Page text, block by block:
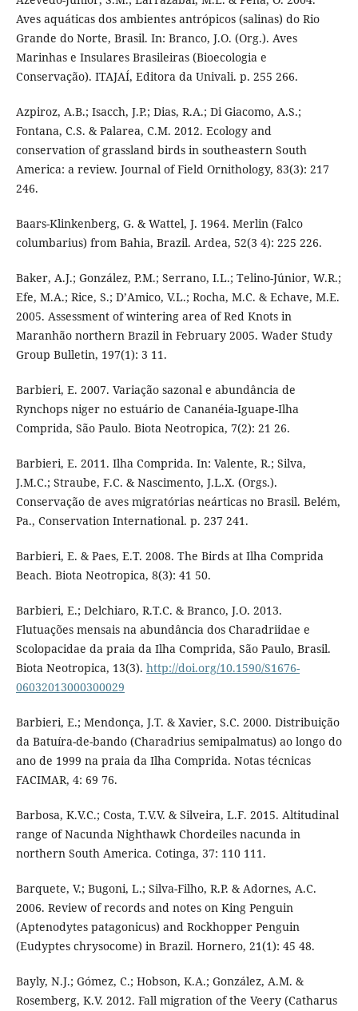
Aves aquáticas dos ambientes antrópicos (salinas) do Rio
Grande do Norte, Brasil. In: Branco, J.O. (Org.). Aves
Marinhas e Insulares Brasileiras (Bioecologia e
Conservação). ITAJAÍ, Editora da Univali. p. 255 266.
Azpiroz, A.B.; Isacch, J.P.; Dias, R.A.; Di Giacomo, A.S.;
Fontana, C.S. & Palarea, C.M. 2012. Ecology and
conservation of grassland birds in southeastern South
America: a review. Journal of Field Ornithology, 83(3): 217
246.
Baars-Klinkenberg, G. & Wattel, J. 1964. Merlin (Falco
columbarius) from Bahia, Brazil. Ardea, 52(3 4): 225 226.
Baker, A.J.; González, P.M.; Serrano, I.L.; Telino-Júnior, W.R.;
Efe, M.A.; Rice, S.; D’Amico, V.L.; Rocha, M.C. & Echave, M.E.
2005. Assessment of wintering area of Red Knots in
Maranhão northern Brazil in February 2005. Wader Study
Group Bulletin, 197(1): 3 11.
Barbieri, E. 2007. Variação sazonal e abundância de
Rynchops niger no estuário de Cananéia-Iguape-Ilha
Comprida, São Paulo. Biota Neotropica, 7(2): 21 26.
Barbieri, E. 2011. Ilha Comprida. In: Valente, R.; Silva,
J.M.C.; Straube, F.C. & Nascimento, J.L.X. (Orgs.).
Conservação de aves migratórias neárticas no Brasil. Belém,
Pa., Conservation International. p. 237 241.
Barbieri, E. & Paes, E.T. 2008. The Birds at Ilha Comprida
Beach. Biota Neotropica, 8(3): 41 50.
Barbieri, E.; Delchiaro, R.T.C. & Branco, J.O. 2013.
Flutuações mensais na abundância dos Charadriidae e
Scolopacidae da praia da Ilha Comprida, São Paulo, Brasil.
Biota Neotropica, 13(3). http://doi.org/10.1590/S1676-
06032013000300029
Barbieri, E.; Mendonça, J.T. & Xavier, S.C. 2000. Distribuição
da Batuíra-de-bando (Charadrius semipalmatus) ao longo do
ano de 1999 na praia da Ilha Comprida. Notas técnicas
FACIMAR, 4: 69 76.
Barbosa, K.V.C.; Costa, T.V.V. & Silveira, L.F. 2015. Altitudinal
range of Nacunda Nighthawk Chordeiles nacunda in
northern South America. Cotinga, 37: 110 111.
Barquete, V.; Bugoni, L.; Silva-Filho, R.P. & Adornes, A.C.
2006. Review of records and notes on King Penguin
(Aptenodytes patagonicus) and Rockhopper Penguin
(Eudyptes chrysocome) in Brazil. Hornero, 21(1): 45 48.
Bayly, N.J.; Gómez, C.; Hobson, K.A.; González, A.M. &
Rosemberg, K.V. 2012. Fall migration of the Veery (Catharus